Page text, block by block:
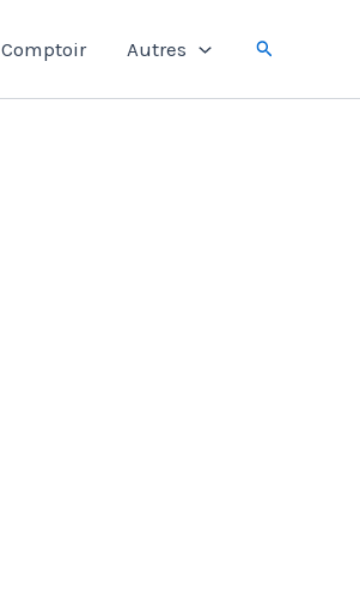
Comptoir Autres Rechercher